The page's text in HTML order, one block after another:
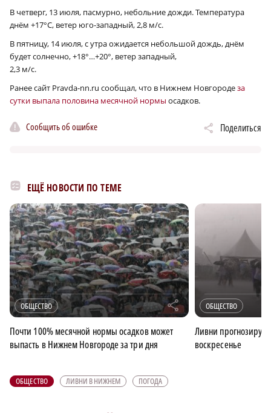
В четверг, 13 июля, пасмурно, небольние дожди. Температура
днём +17°С, ветер юго-западный, 2,8 м/с.
В пятницу, 14 июля, с утра ожидается небольшой дождь, днём
будет солнечно, +18°…+20°, ветер западный,
2,3 м/с.
Ранее сайт Pravda-nn.ru cообщал, что в Нижнем Новгородеза
сутки выпала половина месячной нормы осадков.
Сообщить об ошибке Поделиться
ЕЩЁ НОВОСТИ ПО ТЕМЕ
ОБЩЕСТВО r
Почти 100% месячной нормы осадков может
выпасть в Нижнем Новгороде за три дня
ОБЩЕСТВО
Ливни
воскресенье
ОБЩЕСТВО ЛИВНИ В НИЖНЕМ ПОГОДА